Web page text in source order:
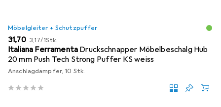
Möbelgleiter + Schutzpuffer
EUR
31,70 EUR
3,17/1Stk.
Italiana Ferramenta Druckschnapper Möbelbeschalg Hub
20 mm Push Tech Strong Puffer KS weiss
Anschlagdämpfer, 10 Stk.